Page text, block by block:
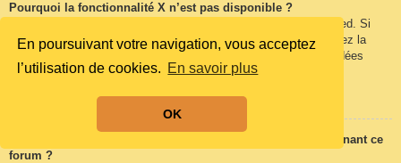
En poursuivant votre navigation, vous acceptez
l’utilisation de cookies. En savoir plus
OK
Pourquoi la fonctionnalité X n’est pas disponible ?
Ce logiciel a été développé et mis sous licence par phpBB Limited. Si
vous pensez qu’une fonctionnalité nécessite d’être ajoutée, visitez la
phpBB Ideas
(en anglais) où vous pouvez voter pour des idées
proposées ou en suggérer de nouvelles.
Qui contacter pour les abus ou les questions légales concernant ce
forum ?